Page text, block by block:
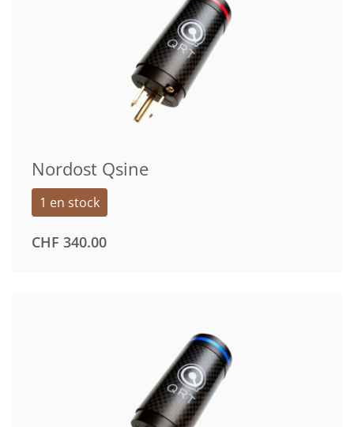
Nordost Qsine
1 en stock
CHF 340.00